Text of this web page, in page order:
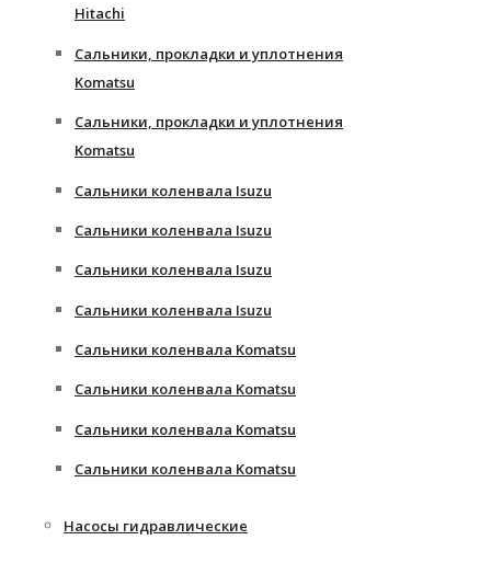
Hitachi
Сальники, прокладки и уплотнения
Komatsu
Сальники, прокладки и уплотнения
Komatsu
Сальники коленвала Isuzu
Сальники коленвала Isuzu
Сальники коленвала Isuzu
Сальники коленвала Isuzu
Сальники коленвала Komatsu
Сальники коленвала Komatsu
Сальники коленвала Komatsu
Сальники коленвала Komatsu
Насосы гидравлические